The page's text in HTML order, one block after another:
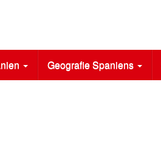
Geografie Spaniens